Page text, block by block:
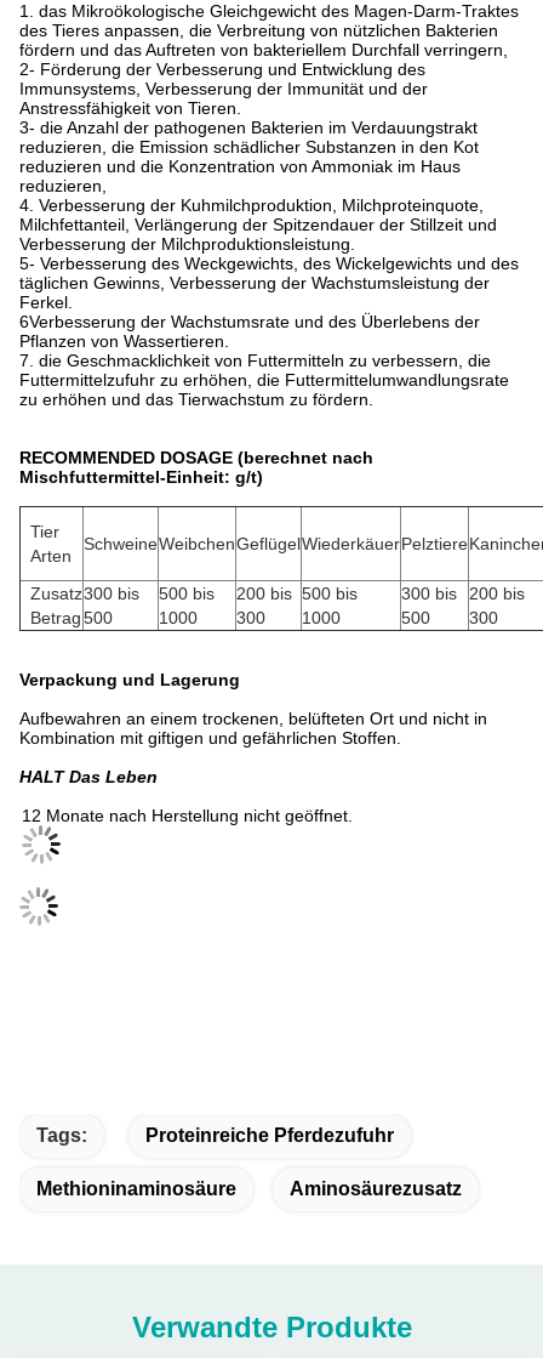
1. das Mikroökologische Gleichgewicht des Magen-Darm-Traktes
des Tieres anpassen, die Verbreitung von nützlichen Bakterien
fördern und das Auftreten von bakteriellem Durchfall verringern,
2- Förderung der Verbesserung und Entwicklung des
Immunsystems, Verbesserung der Immunität und der
Anstressfähigkeit von Tieren.
3- die Anzahl der pathogenen Bakterien im Verdauungstrakt
reduzieren, die Emission schädlicher Substanzen in den Kot
reduzieren und die Konzentration von Ammoniak im Haus
reduzieren,
4. Verbesserung der Kuhmilchproduktion, Milchproteinquote,
Milchfettanteil, Verlängerung der Spitzendauer der Stillzeit und
Verbesserung der Milchproduktionsleistung.
5- Verbesserung des Weckgewichts, des Wickelgewichts und des
täglichen Gewinns, Verbesserung der Wachstumsleistung der
Ferkel.
6Verbesserung der Wachstumsrate und des Überlebens der
Pflanzen von Wassertieren.
7. die Geschmacklichkeit von Futtermitteln zu verbessern, die
Futtermittelzufuhr zu erhöhen, die Futtermittelumwandlungsrate
zu erhöhen und das Tierwachstum zu fördern.
RECOMMENDED DOSAGE (berechnet nach
Mischfuttermittel-Einheit: g/t)
Tier
Arten
SchweineWeibchenGeflügelWiederkäuerPelztiere
Zusatz
Betrag
300 bis
500
500 bis
1000
200 bis
300
500 bis
1000
300 bis
500
200 bis
300
Verpackung und Lagerung
Aufbewahren an einem trockenen, belüfteten Ort und nicht in
Kombination mit giftigen und gefährlichen Stoffen.
HALT Das Leben
12 Monate nach Herstellung nicht geöffnet.
Tags: Proteinreiche Pferdezufuhr
Methioninaminosäure Aminosäurezusatz
Verwandte Produkte